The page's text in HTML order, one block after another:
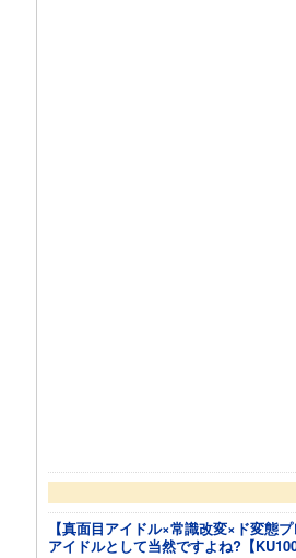
【真面目アイドル×常識改変×ド変態
アイドルとして当然ですよね?【